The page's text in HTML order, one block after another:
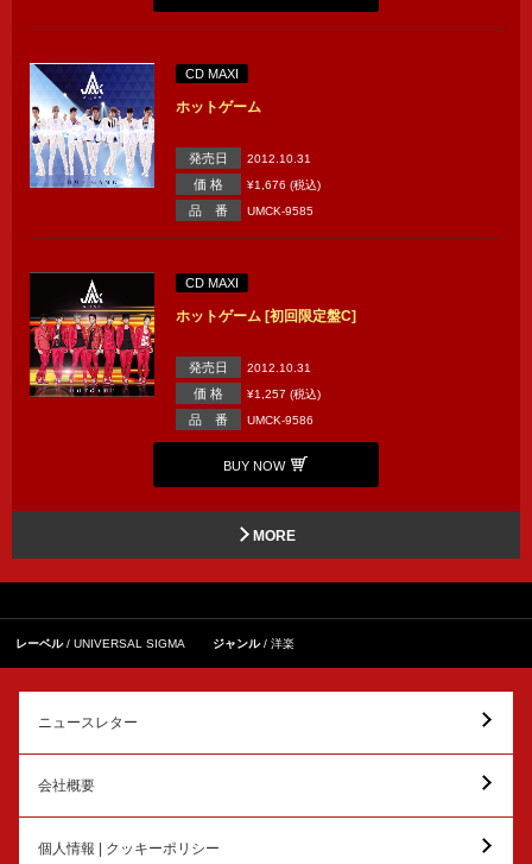
CD MAXI
ホットゲーム
発売日 2012.10.31
価 格 ¥1,676 (税込)
品 番 UMCK-9585
CD MAXI
ホットゲーム [初回限定盤C]
発売日 2012.10.31
価 格 ¥1,257 (税込)
品 番 UMCK-9586
BUY NOW
MORE
レーベル UNIVERSAL SIGMA ジャンル 洋楽
ニュースレター
会社概要
個人情報 | クッキーポリシー